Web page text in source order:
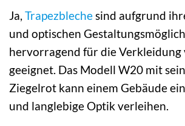
Ja, Trapezblechesind aufgrund
und optischen
hervorragend für die Verkleidung
geeignet. Das Modell W20 mit
Ziegelrot kann einem Gebäude
und langlebige Optik verleihen.